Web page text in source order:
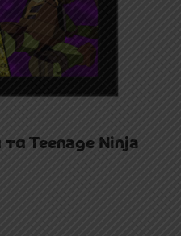
Teenage Ninja